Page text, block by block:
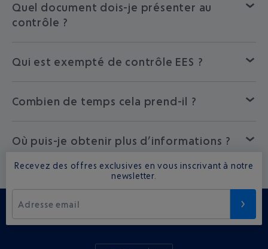
Quel document dois-je présenter au
contrôle ?
Qui est exempté de contrôle EES ?
Combien de temps cela prend-il ?
Où puis-je obtenir plus d’informations ?
Recevez des offres exclusives en vous inscrivant à notre
newsletter.
Adresse email